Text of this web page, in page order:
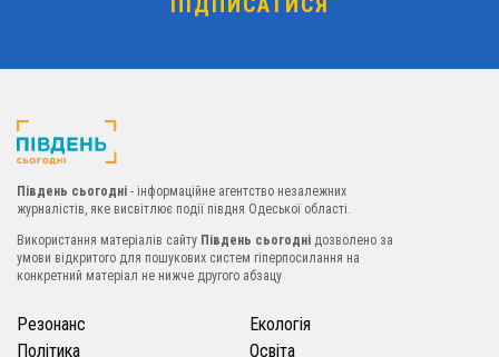
Південь сьогодні - інформаційне агентство незалежних
журналістів, яке висвітлює події півдня Одеської області.
Використання матеріалів сайту Південь сьогодні дозволено за
умови відкритого для пошукових систем гіперпосилання на
конкретний матеріал не нижче другого абзацу
Резонанс
Політика
Екологія
Освіта